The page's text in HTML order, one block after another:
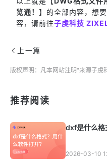
览通！ 】的全部内容，想
容，请前往子虔科技
上一篇
推荐阅读
dxf是什么格
2026-03-10